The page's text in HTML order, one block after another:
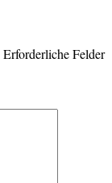
Erforderliche Felder